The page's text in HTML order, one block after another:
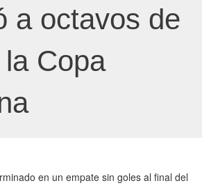
a octavos de
Copa
en un empate sin goles al final del